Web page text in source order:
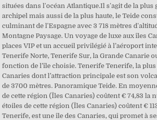
situées dans l'océan Atlantique.Il s'agit de la plus
archipel mais aussi de la plus haute, le Teide
culminant de l'Espagne avec 3 718 mètres
Montagne Paysage. Un voyage de luxe aux îles
places VIP et un accueil privilégié à l’aéroport
Tenerife Norte, Tenerife Sur, la Grande Canarie
fonction de l’île choisie. Tenerife Tenerife, la
Canaries dont l’attraction principale est son
de 3700 mètres. Panoramique Teide. En
de cette région (Îles Canaries) coûtent € 74,83 la
étoiles de cette région (Îles Canaries) coûtent €
Tenerife, est une île des Canaries, qui promet à